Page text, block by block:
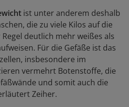
ist unter anderem deshalb
die zu viele Kilos auf die
deutlich mehr weißes als
Für die Gefäße ist das
insbesondere im
vermehrt Botenstoffe, die
und somit auch die
Zeiher.